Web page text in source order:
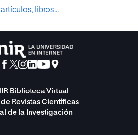
libros...
Biblioteca Virtual
de Revistas Científicas
de la Investigación